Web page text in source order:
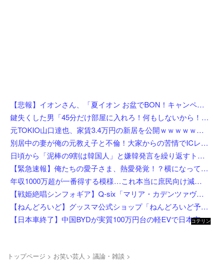
【悲報】イオンさん、「夏イオン お盆でBON！キャンペーン」からBON！を削除 理由不明
鍵失くした男「45分だけ部屋に入れろ！何もしないから！」→女子大生「無理です（警察呼びます）」→男「熱中症になれってか！使えないな！」完全に不審者で草ｗｗｗ
元TOKIO山口達也、家賃3.4万円の新居を公開ｗｗｗｗｗｗｗｗ
別居中の妻が俺の元教え子と不倫！大家からの苦情でICレコーダーを設置後、協力者に間男を寝取らせて現場写真を確保、面会日にデータを手渡した結果←状況がカオスすぎるだろ
日頃から「泥棒の9割は韓国人」と嫌韓発言を繰り返すトメ！冬ソナにハマり私のヨン様グッズを勝手に持ち出したので、トメ自身の「あの自論」で撃退したったｗｗ←矛盾だらけのトメにブーメラン刺さりまくり
【緊急速報】俺たちの愛子さま、熱愛発覚！？横になってしまう奴らが大量発生してしまう…
年収1000万超が一番得する模様…これ本当に庶民向け減税か？
【戦姫絶唱シンフォギア】Q-six「マリア・カデンツァヴナ・イヴ」フィギュア【8月4日予約開始】
【ねんどろいど】グッスマ公式ショップ「ねんどろいど予約キャンペーン（2026年8月分）」【8月1日開始】
【日本車終了】中国BYDが実質100万円台の軽EVで日本市場に殴り込み
コテリン
トップページ > お笑い芸人 > 議論・雑談 >